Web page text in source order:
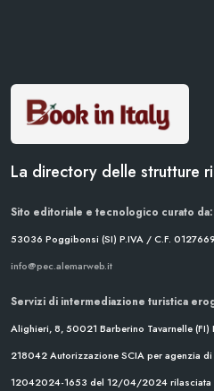
La directory delle strutture
Sito editoriale e tecnologico curato da:
53036 Poggibonsi (SI) P.IVA / C.F.
info@pec.alemarweb.it
Servizi di intermediazione turistica
Alighieri, 8, 50021 Barberino Tavarnelle (FI)
218042Autorizzazione SCIA per agenzia
12042024-1653 del 12/04/2024rilasciata